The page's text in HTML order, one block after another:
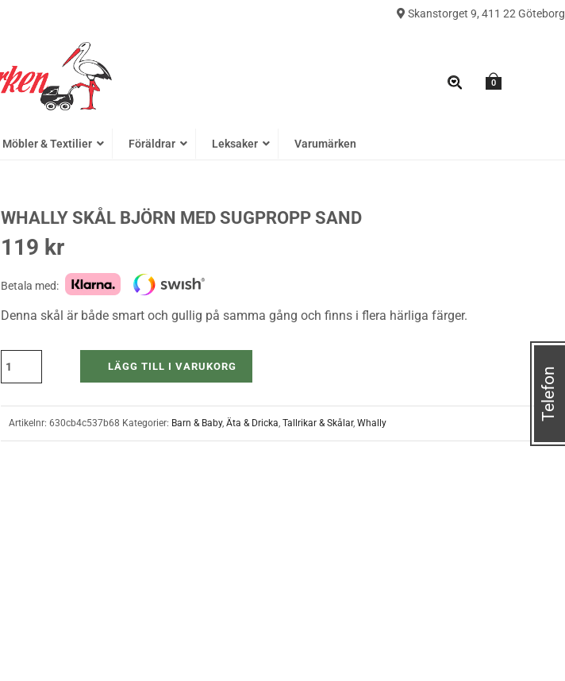
Skanstorget 9, 411 22 Göteborg
0
Möbler & Textilier Föräldrar Leksaker Varumärken
WHALLY SKÅL BJÖRN MED SUGPROPP SAND
119 kr
Betala med:
Denna skål är både smart och gullig på samma gång och finns i flera härliga färger.
LÄGG TILL I VARUKORG
Artikelnr: 630cb4c537b68 Kategorier: Barn & Baby, Äta & Dricka, Tallrikar & Skålar, Whally
Telefon